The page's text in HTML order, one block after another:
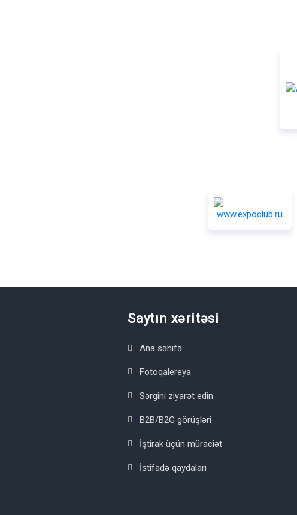
Saytın xəritəsi
Ana səhifə
Fotoqalereya
Sərgini ziyarət edin
B2B/B2G görüşləri
İştirak üçün müraciət
İstifadə qaydaları